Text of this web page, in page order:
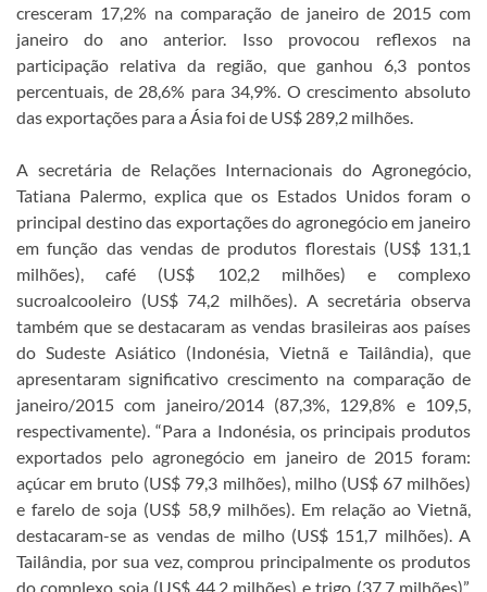
cresceram 17,2% na comparação de janeiro de 2015 com
janeiro do ano anterior. Isso provocou reflexos na
participação relativa da região, que ganhou 6,3 pontos
percentuais, de 28,6% para 34,9%. O crescimento absoluto
das exportações para a Ásia foi de US$ 289,2 milhões.
A secretária de Relações Internacionais do Agronegócio,
Tatiana Palermo, explica que os Estados Unidos foram o
principal destino das exportações do agronegócio em janeiro
em função das vendas de produtos florestais (US$ 131,1
milhões), café (US$ 102,2 milhões) e complexo
sucroalcooleiro (US$ 74,2 milhões). A secretária observa
também que se destacaram as vendas brasileiras aos países
do Sudeste Asiático (Indonésia, Vietnã e Tailândia), que
apresentaram significativo crescimento na comparação de
janeiro/2015 com janeiro/2014 (87,3%, 129,8% e 109,5,
respectivamente). “Para a Indonésia, os principais produtos
exportados pelo agronegócio em janeiro de 2015 foram:
açúcar em bruto (US$ 79,3 milhões), milho (US$ 67 milhões)
e farelo de soja (US$ 58,9 milhões). Em relação ao Vietnã,
destacaram-se as vendas de milho (US$ 151,7 milhões). A
Tailândia, por sua vez, comprou principalmente os produtos
do complexo soja (US$ 44,2 milhões) e trigo (37,7 milhões)”,